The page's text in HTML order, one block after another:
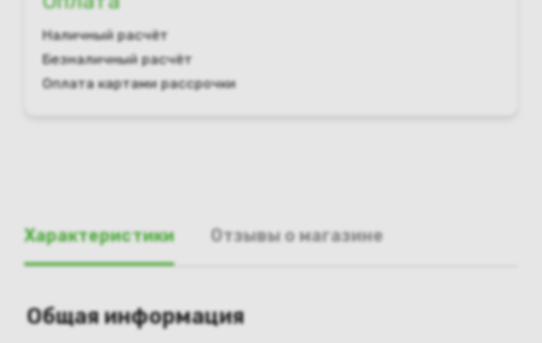
Наличный расчёт
Безналичный расчёт
Оплата картами рассрочки
Характеристики Отзывы о магазине
Общая информация